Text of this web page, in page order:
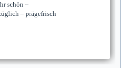
schön –
– prägefrisch